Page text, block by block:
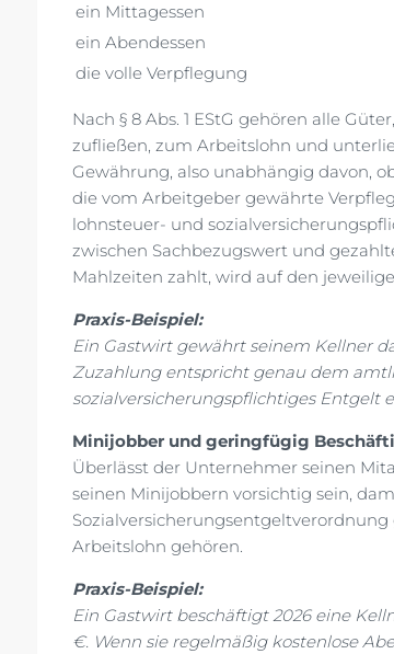
ein Mittagessen
ein Abendessen
die volle Verpflegung
Nach § 8 Abs. 1 EStG gehören alle
zufließen, zum Arbeitslohn und
Gewährung, also unabhängig davon,
die vom Arbeitgeber gewährte
lohnsteuer- und
zwischen Sachbezugswert und
Mahlzeiten zahlt, wird auf den
Praxis-Beispiel:
Ein Gastwirt gewährt seinem Kellner
Zuzahlung entspricht genau dem
sozialversicherungspflichtiges Entgelt
Minijobber und geringfügig
Überlässt der Unternehmer seinen
seinen Minijobbern vorsichtig sein,
Arbeitslohn gehören.
Praxis-Beispiel:
Ein Gastwirt beschäftigt 2026 eine
€. Wenn sie regelmäßig kostenlose